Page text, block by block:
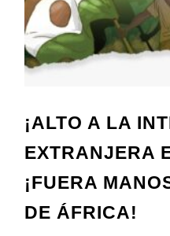
¡ALTO A LA
EXTRANJERA
¡FUERA
DE ÁFRICA!